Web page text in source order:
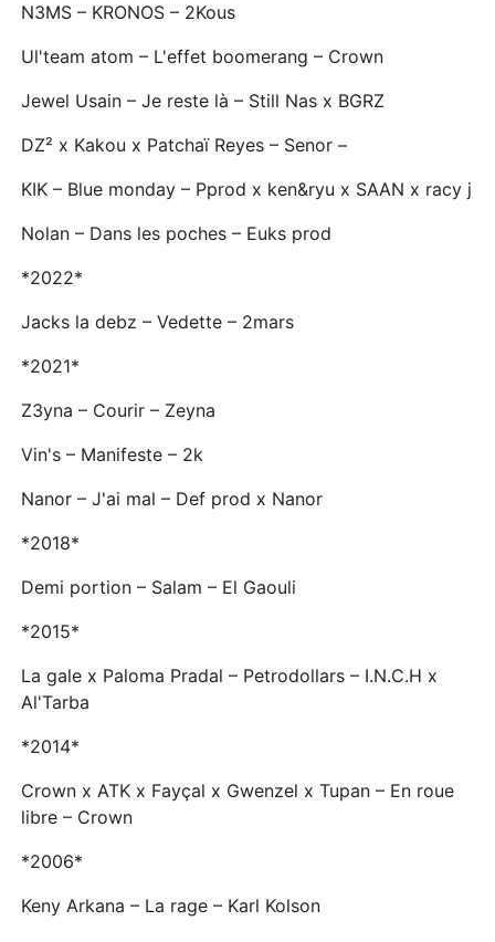
N3MS – KRONOS – 2Kous
Ul'team atom – L'effet boomerang – Crown
Jewel Usain – Je reste là – Still Nas x BGRZ
DZ² x Kakou x Patchaï Reyes – Senor –
KIK – Blue monday – Pprod x ken&ryu x SAAN x racy j
Nolan – Dans les poches – Euks prod
*2022*
Jacks la debz – Vedette – 2mars
*2021*
Z3yna – Courir – Zeyna
Vin's – Manifeste – 2k
Nanor – J'ai mal – Def prod x Nanor
*2018*
Demi portion – Salam – El Gaouli
*2015*
La gale x Paloma Pradal – Petrodollars – I.N.C.H x
Al'Tarba
*2014*
Crown x ATK x Fayçal x Gwenzel x Tupan – En roue
libre – Crown
*2006*
Keny Arkana – La rage – Karl Kolson